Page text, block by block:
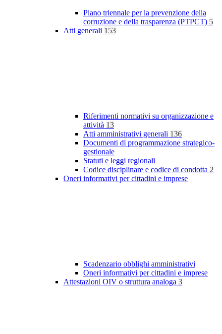
Piano triennale per la prevenzione della
corruzione e della trasparenza (PTPCT) 5
Atti generali 153
Riferimenti normativi su organizzazione e
attività 13
Atti amministrativi generali 136
Documenti di programmazione strategico-
gestionale
Statuti e leggi regionali
Codice disciplinare e codice di condotta 2
Oneri informativi per cittadini e imprese
Scadenzario obblighi amministrativi
Oneri informativi per cittadini e imprese
Attestazioni OIV o struttura analoga 3